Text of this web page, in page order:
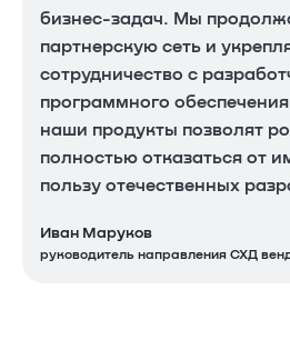
бизнес-задач. Мы
партнерскую сеть и
сотрудничество с
программного
наши продукты позволят
полностью отказаться от
пользу отечественных
Иван Маруков
руководитель направления СХД